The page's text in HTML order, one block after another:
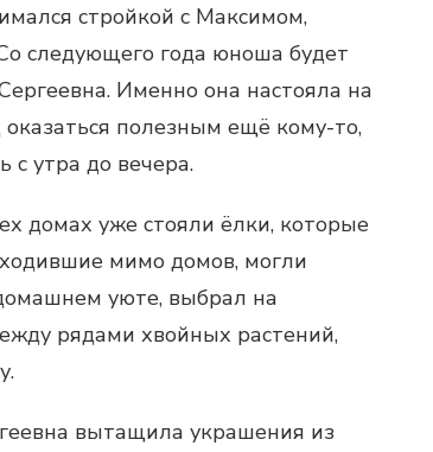
стройкой с Максимом,
следующего года юноша будет
Именно она настояла на
полезным ещё кому-то,
с утра до вечера.
домах уже стояли ёлки, которые
мимо домов, могли
уюте, выбрал на
рядами хвойных растений,
вытащила украшения из